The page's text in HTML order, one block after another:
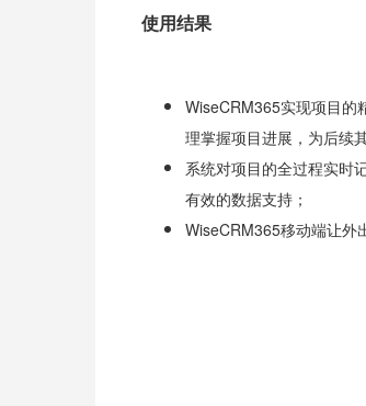
使用结果
WiseCRM365实现项目的
理掌握项目进展，为后续
系统对项目的全过程实时
有效的数据支持；
WiseCRM365移动端让外